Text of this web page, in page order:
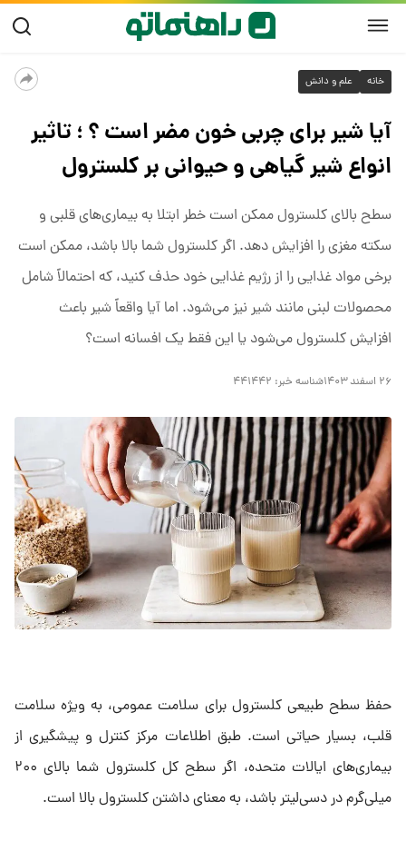
خانه علم و دانش
آیا شیر برای چربی خون مضر است ؟ ؛ تاثیر
انواع شیر گیاهی و حیوانی بر کلسترول
سطح بالای کلسترول ممکن است خطر ابتلا به بیماری‌های قلبی و
سکته مغزی را افزایش دهد. اگر کلسترول شما بالا باشد، ممکن است
برخی مواد غذایی را از رژیم غذایی خود حذف کنید، که احتمالاً شامل
محصولات لبنی مانند شیر نیز می‌شود. اما آیا واقعاً شیر باعث
افزایش کلسترول می‌شود یا این فقط یک افسانه است؟
۲۶ اسفند ۱۴۰۳ شناسه خبر: ۴۴۱۴۴۲
حفظ سطح طبیعی کلسترول برای سلامت عمومی، به ویژه سلامت
قلب، بسیار حیاتی است. طبق اطلاعات مرکز کنترل و پیشگیری از
بیماری‌های ایالات متحده، اگر سطح کل کلسترول شما بالای ۲۰۰
میلی‌گرم در دسی‌لیتر باشد، به معنای داشتن کلسترول بالا است.